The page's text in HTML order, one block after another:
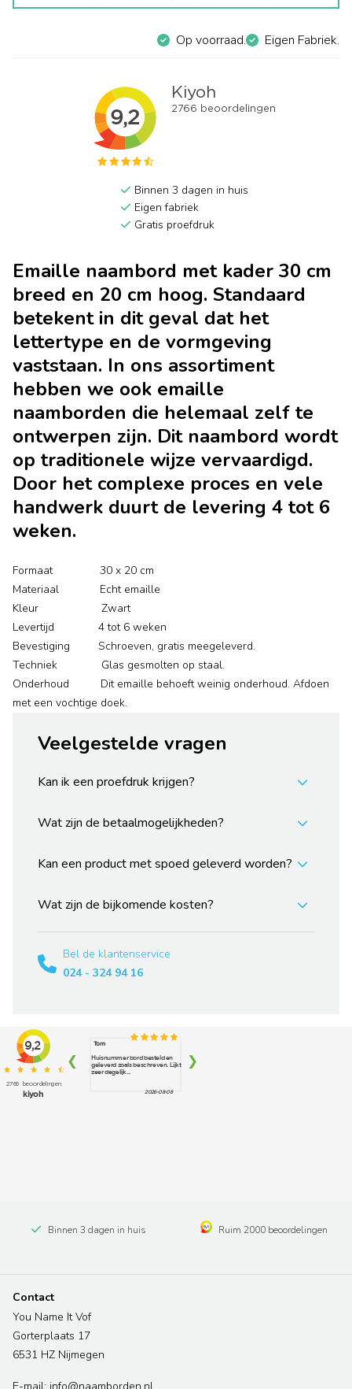
Op voorraad. Eigen Fabriek.
Binnen 3 dagen in huis
Eigen fabriek
Gratis proefdruk
Emaille naambord met kader 30 cm
breed en 20 cm hoog. Standaard
betekent in dit geval dat het
lettertype en de vormgeving
vaststaan. In ons assortiment
hebben we ook emaille
naamborden die helemaal zelf te
ontwerpen zijn. Dit naambord wordt
op traditionele wijze vervaardigd.
Door het complexe proces en vele
handwerk duurt de levering 4 tot 6
weken.
Formaat 30 x 20 cm
Materiaal Echt emaille
Kleur Zwart
Levertijd 4 tot 6 weken
Bevestiging Schroeven, gratis meegeleverd.
Techniek Glas gesmolten op staal.
Onderhoud Dit emaille behoeft weinig onderhoud. Afdoen
met een vochtige doek.
Veelgestelde vragen
Kan ik een proefdruk krijgen?
Wat zijn de betaalmogelijkheden?
Kan een product met spoed geleverd worden?
Wat zijn de bijkomende kosten?
Bel de klantenservice
024 - 324 94 16
Binnen 3 dagen in huis Ruim 2000 beoordelingen
Contact
You Name It Vof
Gorterplaats 17
6531 HZ Nijmegen